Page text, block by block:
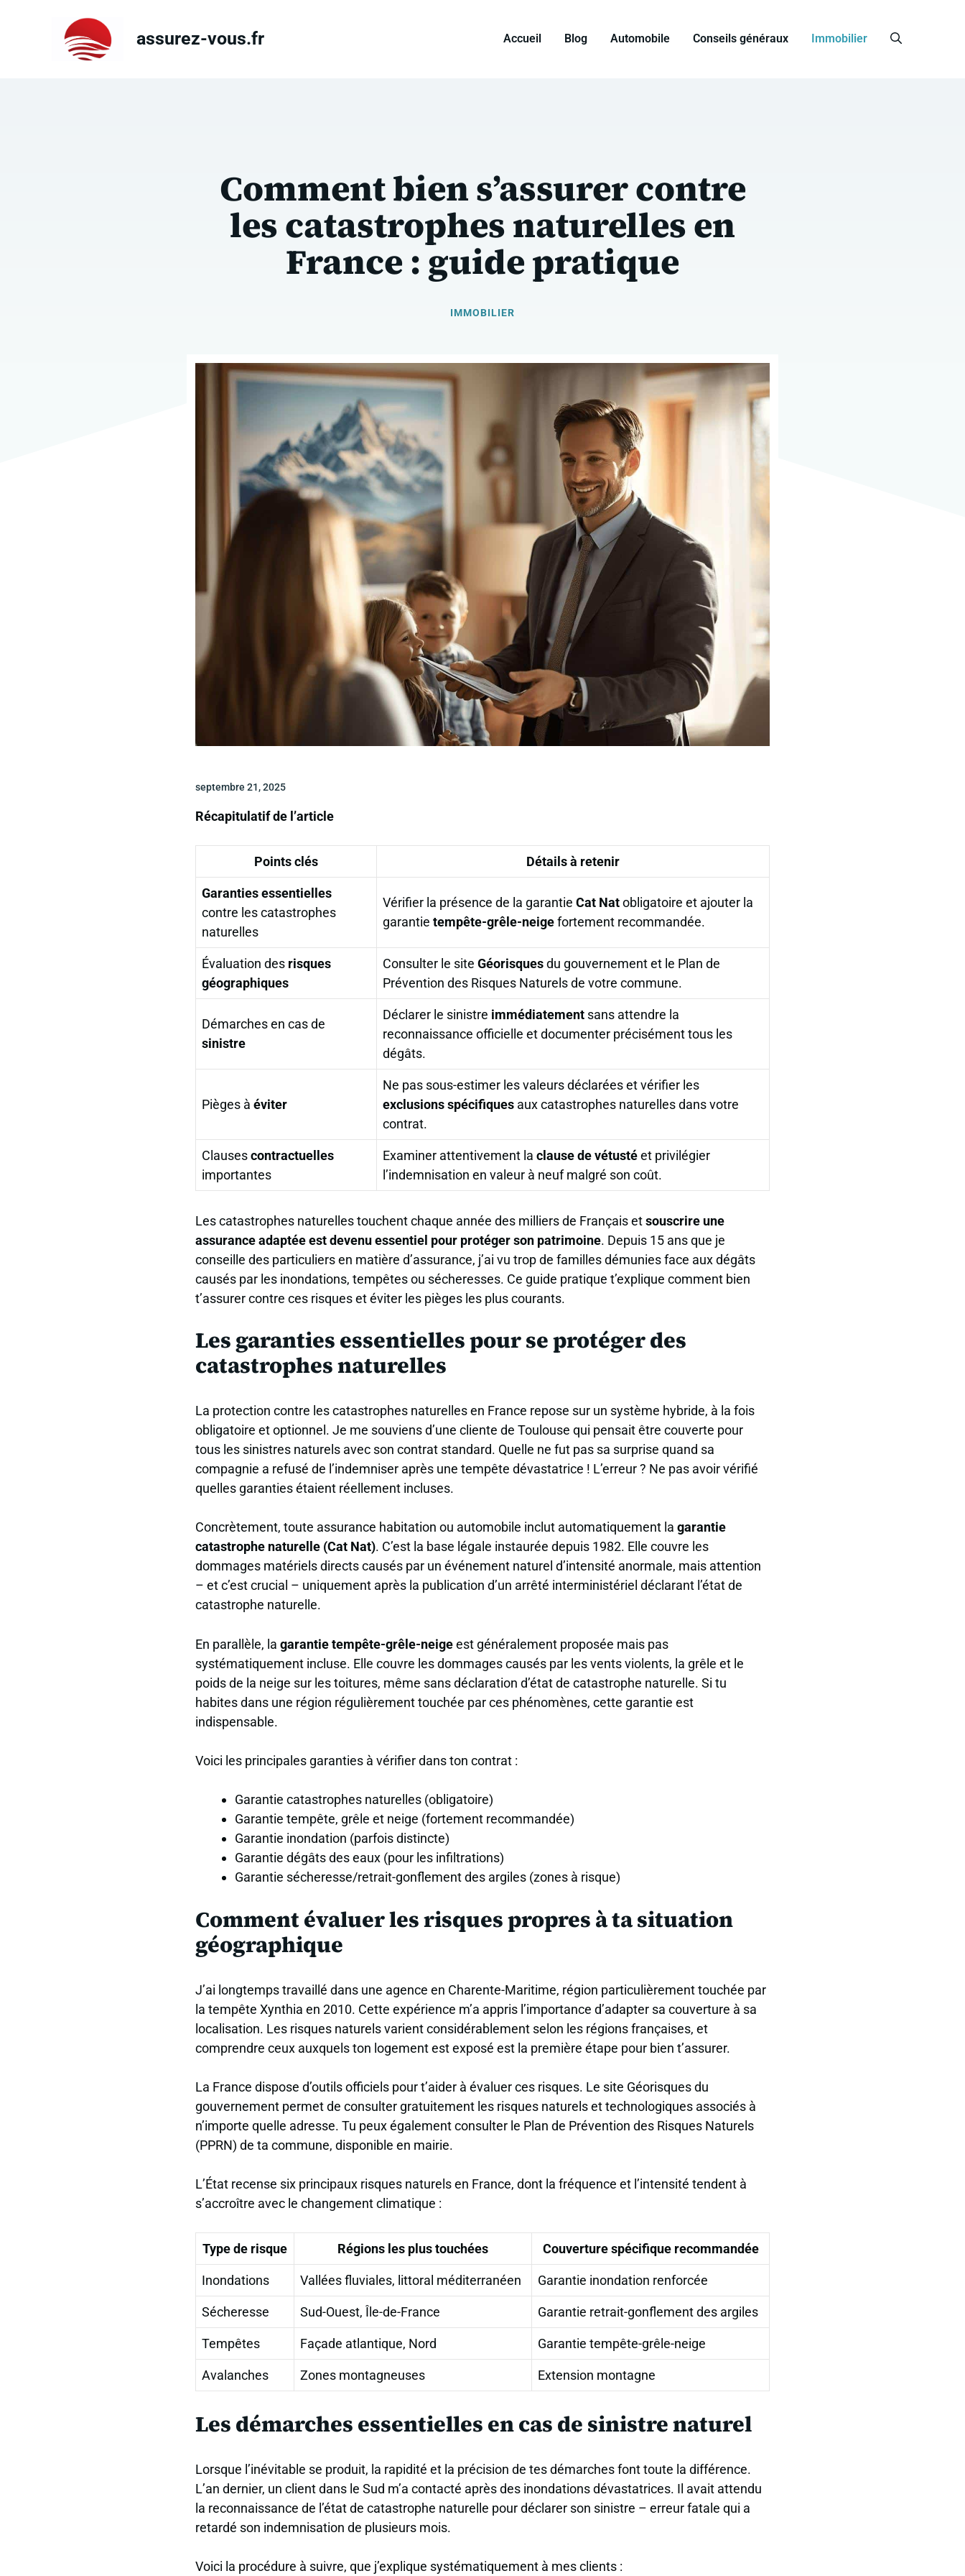
assurez-vous.fr Accueil Blog Automobile Conseils généraux Immobilier
Comment bien s’assurer contre
les catastrophes naturelles en
France : guide pratique
IMMOBILIER
septembre 21, 2025
Récapitulatif de l’article
Points clés Détails à retenir
Garanties essentielles
contre les catastrophes
naturelles
Vérifier la présence de la garantie Cat Natobligatoire et ajouter la
garantie tempête-grêle-neigefortement recommandée.
Évaluation des risques
géographiques
Consulter le site Géorisquesdu gouvernement et le Plan de
Prévention des Risques Naturels de votre commune.
Démarches en cas de
sinistre
Déclarer le sinistre immédiatement sans attendre la
reconnaissance officielle et documenter précisément tous les
dégâts.
Pièges à éviter
Ne pas sous-estimer les valeurs déclarées et vérifier les
exclusions spécifiques aux catastrophes naturelles dans votre
contrat.
Clausescontractuelles
importantes
Examiner attentivement la clause de vétustéet privilégier
l’indemnisation en valeur à neuf malgré son coût.
Les catastrophes naturelles touchent chaque année des milliers de Français etsouscrire une
assurance adaptée est devenu essentiel pour protéger son patrimoine. Depuis 15 ans que je
conseille des particuliers en matière d’assurance, j’ai vu trop de familles démunies face aux dégâts
causés par les inondations, tempêtes ou sécheresses. Ce guide pratique t’explique comment bien
t’assurer contre ces risques et éviter les pièges les plus courants.
Les garanties essentielles pour se protéger des
catastrophes naturelles
La protection contre les catastrophes naturelles en France repose sur un système hybride, à la fois
obligatoire et optionnel. Je me souviens d’une cliente de Toulouse qui pensait être couverte pour
tous les sinistres naturels avec son contrat standard. Quelle ne fut pas sa surprise quand sa
compagnie a refusé de l’indemniser après une tempête dévastatrice ! L’erreur ? Ne pas avoir vérifié
quelles garanties étaient réellement incluses.
Concrètement, toute assurance habitation ou automobile inclut automatiquement la garantie
catastrophe naturelle (Cat Nat). C’est la base légale instaurée depuis 1982. Elle couvre les
dommages matériels directs causés par un événement naturel d’intensité anormale, mais attention
– et c’est crucial – uniquement après la publication d’un arrêté interministériel déclarant l’état de
catastrophe naturelle.
En parallèle, la garantie tempête-grêle-neigeest généralement proposée mais pas
systématiquement incluse. Elle couvre les dommages causés par les vents violents, la grêle et le
poids de la neige sur les toitures, même sans déclaration d’état de catastrophe naturelle. Si tu
habites dans une région régulièrement touchée par ces phénomènes, cette garantie est
indispensable.
Voici les principales garanties à vérifier dans ton contrat :
Garantie catastrophes naturelles (obligatoire)
Garantie tempête, grêle et neige (fortement recommandée)
Garantie inondation (parfois distincte)
Garantie dégâts des eaux (pour les infiltrations)
Garantie sécheresse/retrait-gonflement des argiles (zones à risque)
Comment évaluer les risques propres à ta situation
géographique
J’ai longtemps travaillé dans une agence en Charente-Maritime, région particulièrement touchée par
la tempête Xynthia en 2010. Cette expérience m’a appris l’importance d’adapter sa couverture à sa
localisation. Les risques naturels varient considérablement selon les régions françaises, et
comprendre ceux auxquels ton logement est exposé est la première étape pour bien t’assurer.
La France dispose d’outils officiels pour t’aider à évaluer ces risques. Le site Géorisques du
gouvernement permet de consulter gratuitement les risques naturels et technologiques associés à
n’importe quelle adresse. Tu peux également consulter le Plan de Prévention des Risques Naturels
(PPRN) de ta commune, disponible en mairie.
L’État recense six principaux risques naturels en France, dont la fréquence et l’intensité tendent à
s’accroître avec le changement climatique :
Type de risque Régions les plus touchées Couverture spécifique recommandée
Inondations Vallées fluviales, littoral méditerranéen Garantie inondation renforcée
Sécheresse Sud-Ouest, Île-de-France Garantie retrait-gonflement des argiles
Tempêtes Façade atlantique, Nord Garantie tempête-grêle-neige
Avalanches Zones montagneuses Extension montagne
Les démarches essentielles en cas de sinistre naturel
Lorsque l’inévitable se produit, la rapidité et la précision de tes démarches font toute la différence.
L’an dernier, un client dans le Sud m’a contacté après des inondations dévastatrices. Il avait attendu
la reconnaissance de l’état de catastrophe naturelle pour déclarer son sinistre – erreur fatale qui a
retardé son indemnisation de plusieurs mois.
Voici la procédure à suivre, que j’explique systématiquement à mes clients :